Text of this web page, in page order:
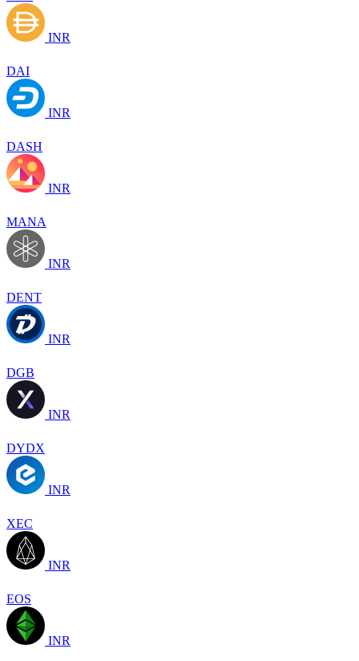
INR
DAI
INR
DASH
INR
MANA
INR
DENT
INR
DGB
INR
DYDX
INR
XEC
INR
EOS
INR